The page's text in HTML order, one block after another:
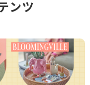
ンツ